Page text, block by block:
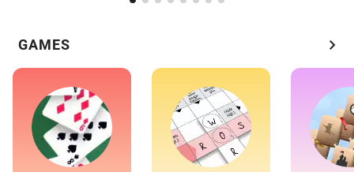
GAMES chevron_right